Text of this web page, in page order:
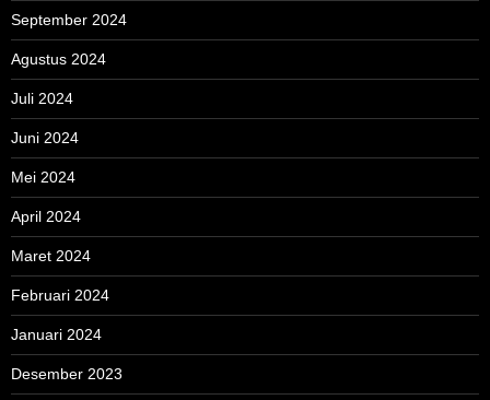
September 2024
Agustus 2024
Juli 2024
Juni 2024
Mei 2024
April 2024
Maret 2024
Februari 2024
Januari 2024
Desember 2023